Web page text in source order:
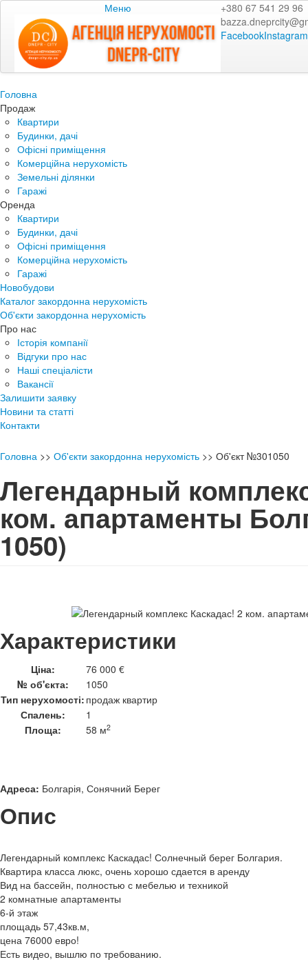
Меню
+380 67 541 29 96
FacebookInstagram
Головна
Продаж
Квартири
Будинки, дачі
Офісні приміщення
Комерційна нерухомість
Земельні ділянки
Гаражі
Оренда
Квартири
Будинки, дачі
Офісні приміщення
Комерційна нерухомість
Гаражі
Новобудови
Каталог закордонна нерухомість
Об'єкти закордонна нерухомість
Про нас
Історія компанії
Відгуки про нас
Наші спеціалісти
Вакансії
Залишити заявку
Новини та статті
Контакти
Головна >> Об'єкти закордонна нерухомість >> Об'єкт №301050
Легендарный
ком. апартаменты
1050)
Характеристики
Ціна:
76 000 €
№ об'єкта:
1050
Тип нерухомості: продаж квартир
Спалень:
1
Площа:
58 м2
Адреса: Болгарія, Сонячний Берег
Опис
Легендарный комплекс Каскадас! Солнечный берег Болгария.
Квартира класса люкс, очень хорошо сдается в аренду
Вид на бассейн, полностью с мебелью и техникой
2 комнатные апартаменты
6-й этаж
площадь 57,43кв.м,
цена 76000 евро!
Есть видео, вышлю по требованию.